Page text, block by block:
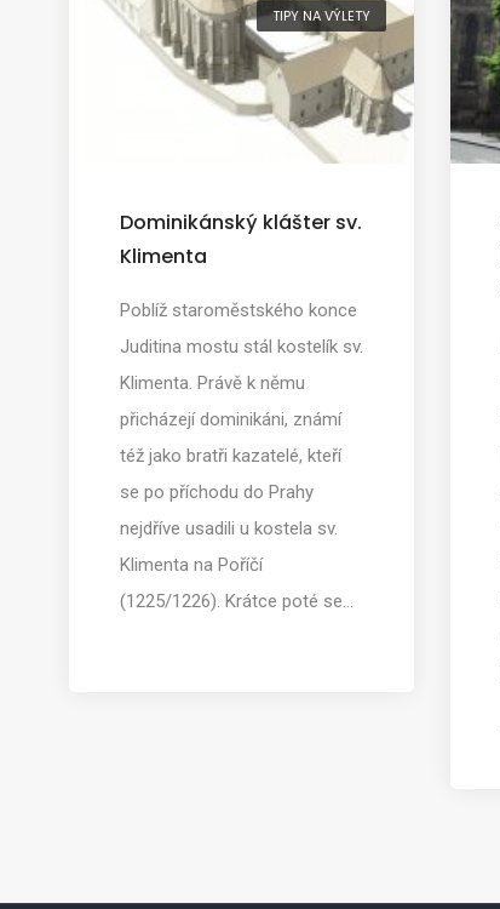
TIPY NA VÝLETY
Dominikánský klášter sv.
Klimenta
Poblíž staroměstského konce
Juditina mostu stál kostelík sv.
Klimenta. Právě k němu
přicházejí dominikáni, známí
též jako bratři kazatelé, kteří
se po příchodu do Prahy
nejdříve usadili u kostela sv.
Klimenta na Poříčí
(1225/1226). Krátce poté se…